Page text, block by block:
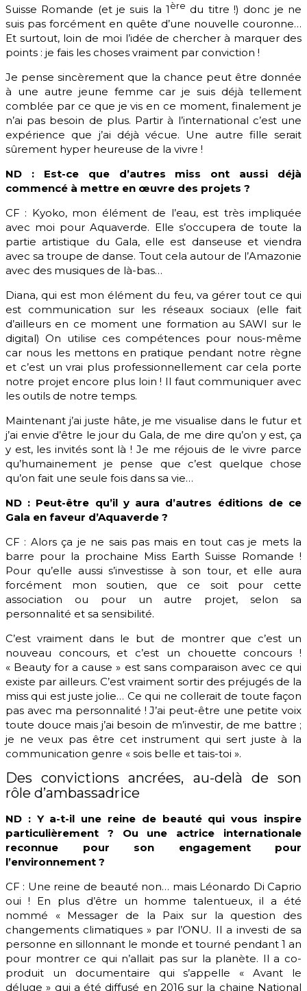
Suisse Romande (et je suis la 1 ère du titre !) donc je ne
suis pas forcément en quête d’une nouvelle couronne…
Et surtout, loin de moi l’idée de chercher à marquer des
points : je fais les choses vraiment par conviction !
Je pense sincèrement que la chance peut être donnée
à une autre jeune femme car je suis déjà tellement
comblée par ce que je vis en ce moment, finalement je
n’ai pas besoin de plus. Partir à l’international c’est une
expérience que j’ai déjà vécue. Une autre fille serait
sûrement hyper heureuse de la vivre !
ND : Est-ce que d’autres miss ont aussi déjà
commencé à mettre en œuvre des projets ?
CF : Kyoko, mon élément de l’eau, est très impliquée
avec moi pour Aquaverde. Elle s’occupera de toute la
partie artistique du Gala, elle est danseuse et viendra
avec sa troupe de danse. Tout cela autour de l’Amazonie
avec des musiques de là-bas…
Diana, qui est mon élément du feu, va gérer tout ce qui
est communication sur les réseaux sociaux (elle fait
d’ailleurs en ce moment une formation au SAWI sur le
digital) On utilise ces compétences pour nous-même
car nous les mettons en pratique pendant notre règne
et c’est un vrai plus professionnellement car cela porte
notre projet encore plus loin ! Il faut communiquer avec
les outils de notre temps.
Maintenant j’ai juste hâte, je me visualise dans le futur et
j’ai envie d’être le jour du Gala, de me dire qu’on y est, ça
y est, les invités sont là ! Je me réjouis de le vivre parce
qu’humainement je pense que c’est quelque chose
qu’on fait une seule fois dans sa vie…
ND : Peut-être qu’il y aura d’autres éditions de ce
Gala en faveur d’Aquaverde ?
CF : Alors ça je ne sais pas mais en tout cas je mets la
barre pour la prochaine Miss Earth Suisse Romande !
Pour qu’elle aussi s’investisse à son tour, et elle aura
forcément mon soutien, que ce soit pour cette
association ou pour un autre projet, selon sa
personnalité et sa sensibilité.
C’est vraiment dans le but de montrer que c’est un
nouveau concours, et c’est un chouette concours !
« Beauty for a cause » est sans comparaison avec ce qui
existe par ailleurs. C’est vraiment sortir des préjugés de la
miss qui est juste jolie… Ce qui ne collerait de toute façon
pas avec ma personnalité ! J’ai peut-être une petite voix
toute douce mais j’ai besoin de m’investir, de me battre ;
je ne veux pas être cet instrument qui sert juste à la
communication genre « sois belle et tais-toi ».
Des convictions ancrées, au-delà de son
rôle d’ambassadrice
ND : Y a-t-il une reine de beauté qui vous inspire
particulièrement ? Ou une actrice internationale
reconnue pour son engagement pour
l’environnement ?
CF : Une reine de beauté non… mais Léonardo Di Caprio
oui ! En plus d’être un homme talentueux, il a été
nommé « Messager de la Paix sur la question des
changements climatiques » par l’ONU. Il a investi de sa
personne en sillonnant le monde et tourné pendant 1 an
pour montrer ce qui n’allait pas sur la planète. Il a co-
produit un documentaire qui s’appelle « Avant le
déluge » qui a été diffusé en 2016 sur la chaine National